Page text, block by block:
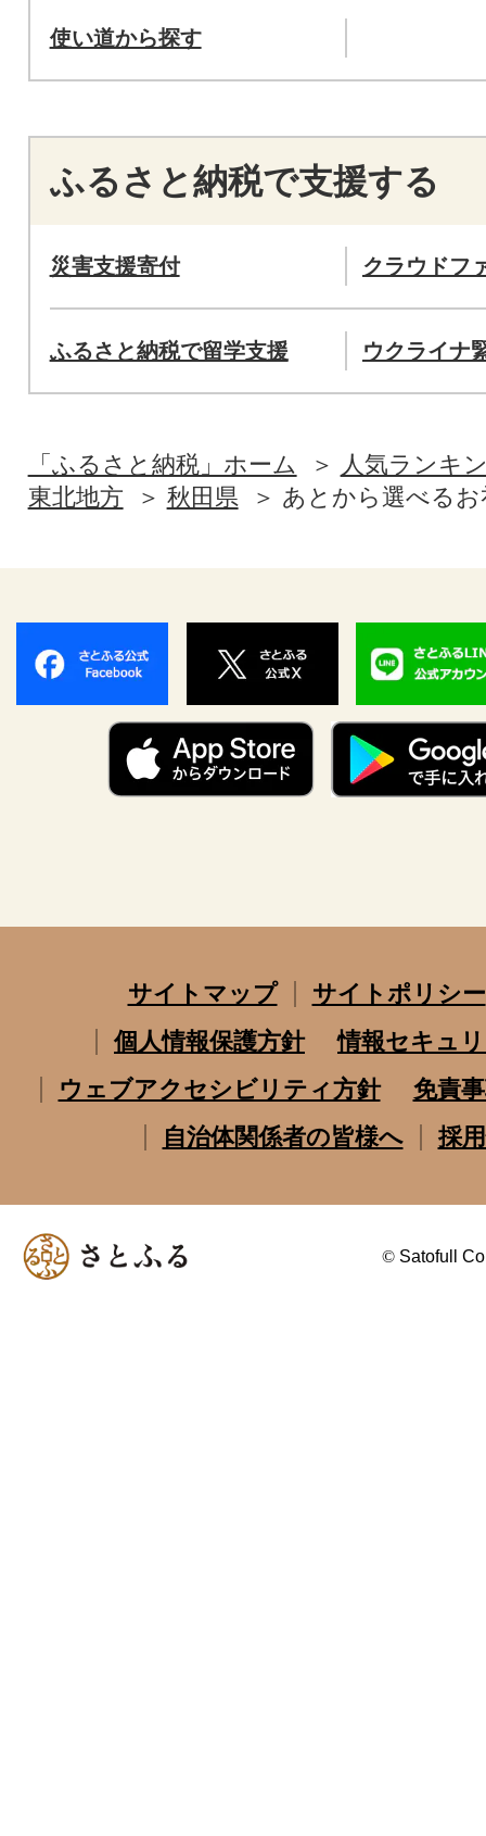
使い道から探す
ふるさと納税で支援する
災害支援寄付 クラウドフ
ふるさと納税で留学支援 ウクライナ
「ふるさと納税」ホーム
人気ランキ
東北地方
秋田県 あとから選べるお
サイトマップ
サイトポリシー
個人情報保護方針
情報セキュ
ウェブアクセシビリティ方針
免責
自治体関係者の皆様へ
採
© Satofull